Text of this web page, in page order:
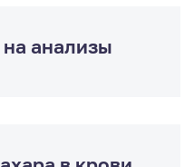
анализы